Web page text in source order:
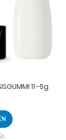
11 -5g